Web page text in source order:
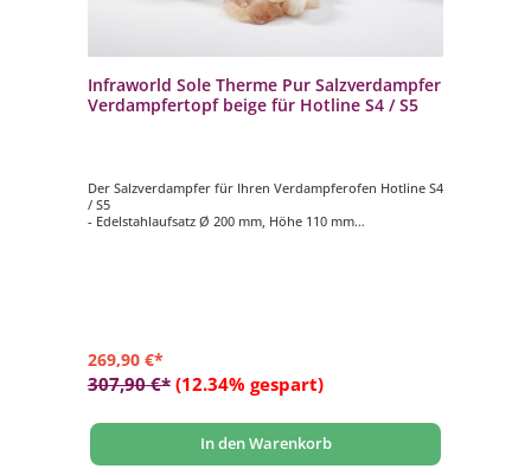
Infraworld Sole Therme Pur Salzverdampfer
Verdampfertopf beige für Hotline S4 / S5
Der Salzverdampfer für Ihren Verdampferofen Hotline S4
/ S5
- Edelstahlaufsatz Ø 200 mm, Höhe 110 mm
269,90 €*
307,90 €* (12.34% gespart)
In den Warenkorb